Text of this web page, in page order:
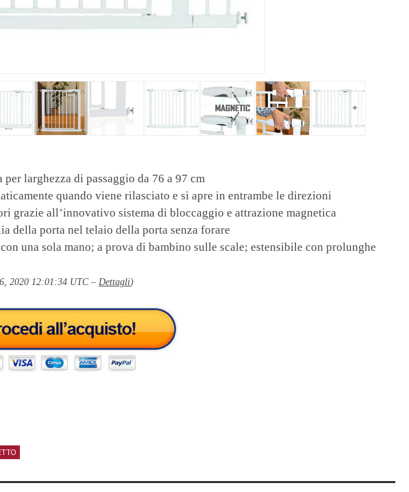
larghezza di passaggio da 76 a 97 cm
quando viene rilasciato e si apre in entrambe le direzioni
grazie all’innovativo sistema di bloccaggio e attrazione magnetica
della porta nel telaio della porta senza forare
una sola mano; a prova di bambino sulle scale; estensibile con prolunghe
2020 12:01:34 UTC – Dettagli)